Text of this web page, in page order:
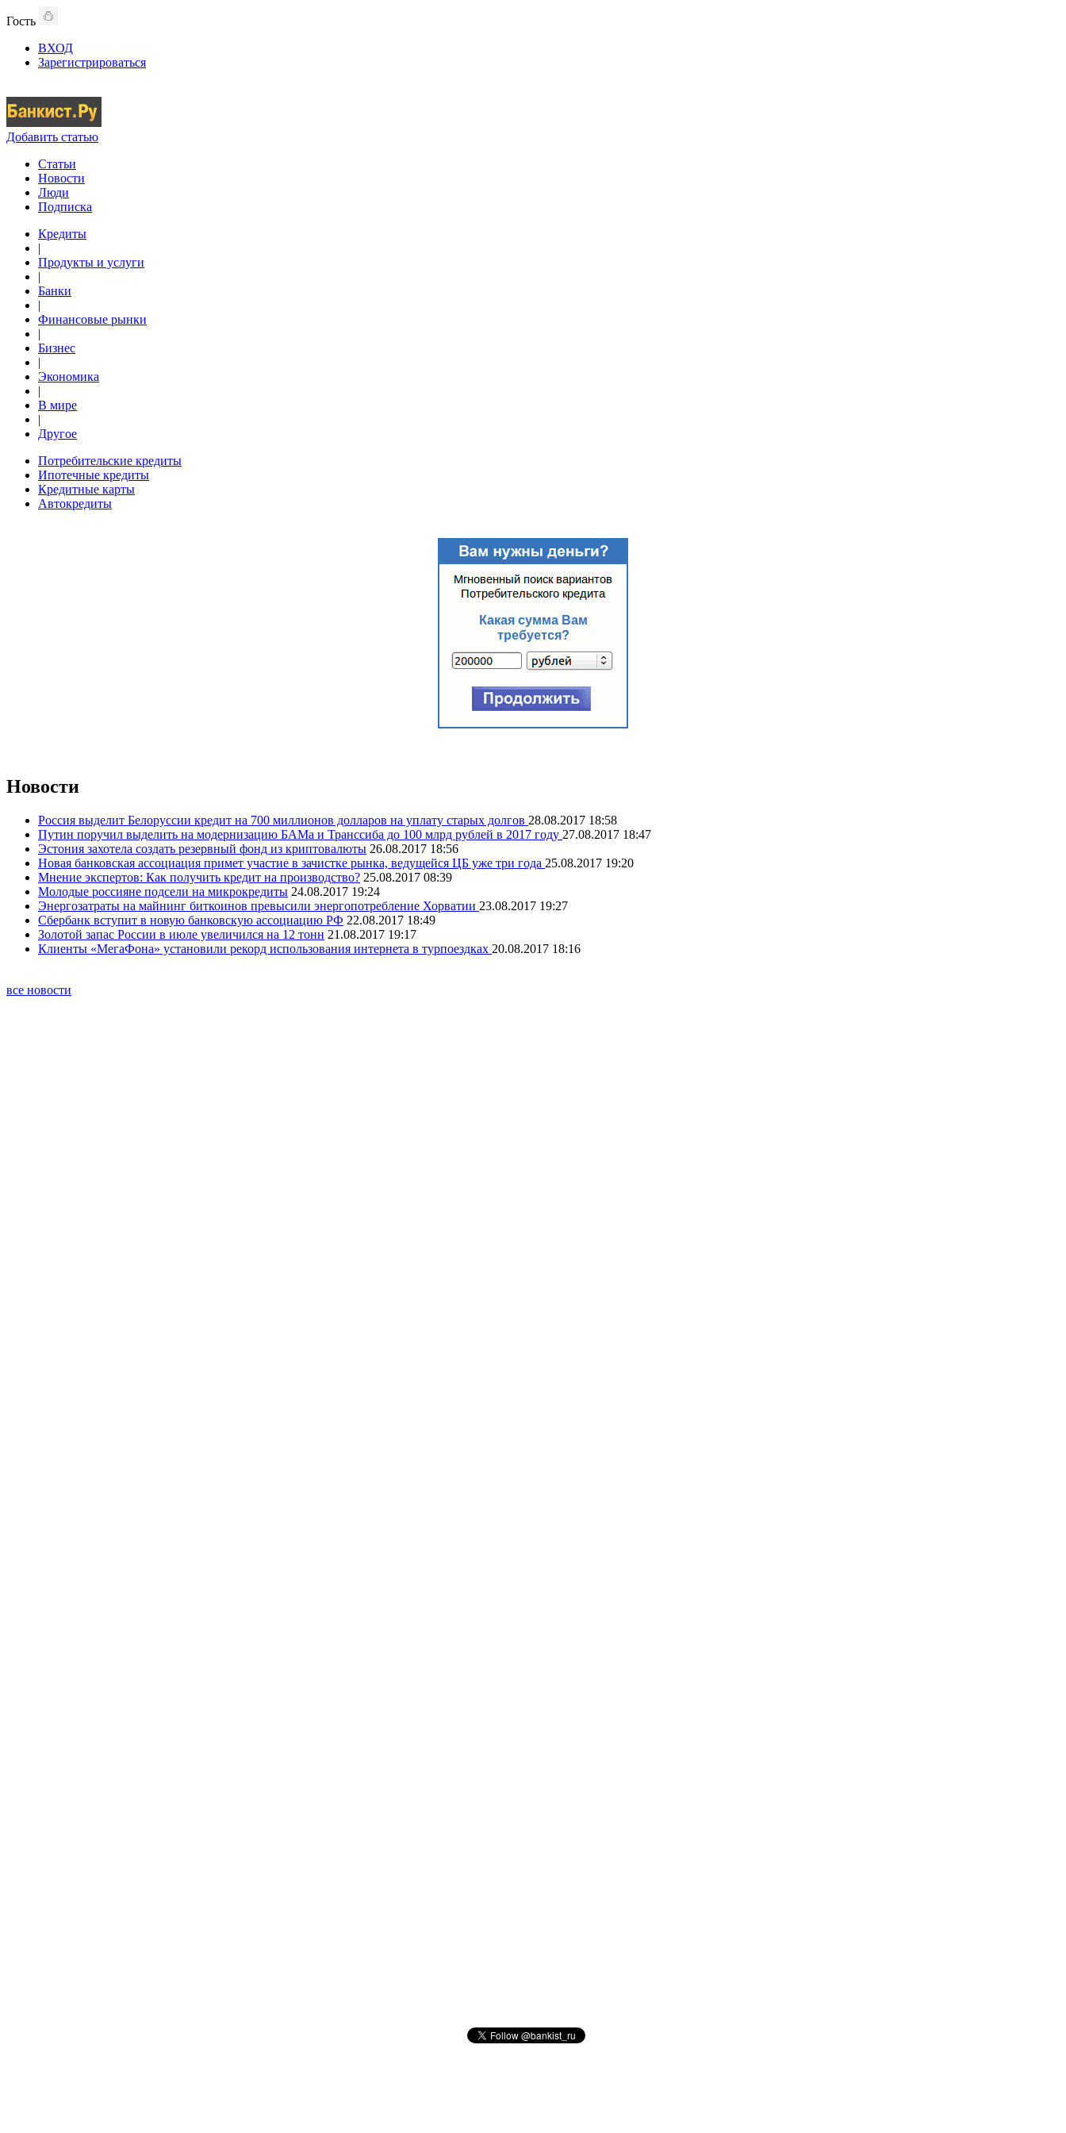
Гость
ВХОД
Зарегистрироваться
Добавить статью
Статьи
Новости
Люди
Подписка
Кредиты
|
Продукты и услуги
|
Банки
|
Финансовые рынки
|
Бизнес
|
Экономика
|
В мире
|
Другое
Потребительские кредиты
Ипотечные кредиты
Кредитные карты
Автокредиты
Новости
Россия выделит Белоруссии кредит на 700 миллионов долларов на уплату старых долгов 28.08.2017 18:58
Путин поручил выделить на модернизацию БАМа и Транссиба до 100 млрд рублей в 2017 году 27.08.2017 18:47
Эстония захотела создать резервный фонд из криптовалюты 26.08.2017 18:56
Новая банковская ассоциация примет участие в зачистке рынка, ведущейся ЦБ уже три года 25.08.2017 19:20
Мнение экспертов: Как получить кредит на производство? 25.08.2017 08:39
Молодые россияне подсели на микрокредиты 24.08.2017 19:24
Энергозатраты на майнинг биткоинов превысили энергопотребление Хорватии 23.08.2017 19:27
Сбербанк вступит в новую банковскую ассоциацию РФ 22.08.2017 18:49
Золотой запас России в июле увеличился на 12 тонн 21.08.2017 19:17
Клиенты «МегаФона» установили рекорд использования интернета в турпоездках 20.08.2017 18:16
все новости